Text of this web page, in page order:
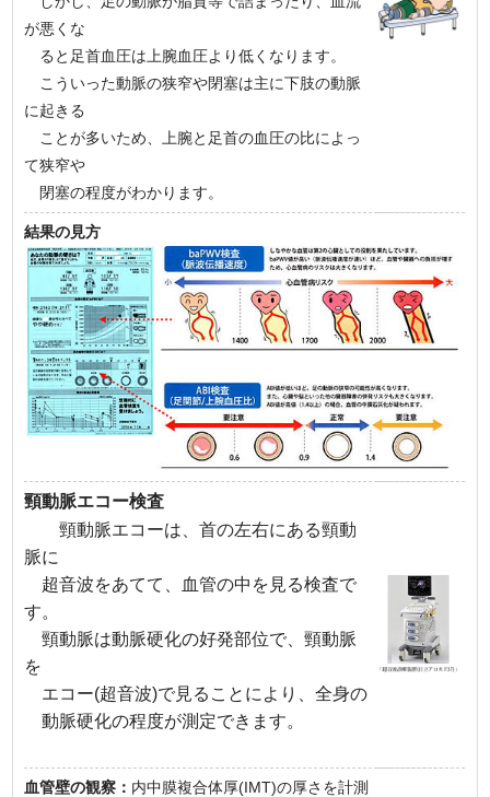
が悪くな
ると足首血圧は上腕血圧より低くなります。
こういった動脈の狭窄や閉塞は主に下肢の動脈
に起きる
ことが多いため、上腕と足首の血圧の比によっ
て狭窄や
閉塞の程度がわかります。
結果の見方
頸動脈エコー検査
頸動脈エコーは、首の左右にある頸動
脈に
超音波をあてて、血管の中を見る検査で
す。
頸動脈は動脈硬化の好発部位で、頸動脈
を
エコー(超音波)で見ることにより、全身の
動脈硬化の程度が測定できます。
血管壁の観察： 内中膜複合体厚(IMT)の厚さを計測